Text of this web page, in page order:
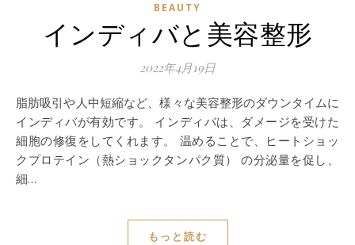
BEAUTY
インディバと美容整形
2022年4月19日
脂肪吸引や人中短縮など、様々な美容整形のダウンタイムに
インディバが有効です。 インディバは、ダメージを受けた
細胞の修復をしてくれます。 温めることで、ヒートショッ
クプロテイン（熱ショックタンパク質） の分泌量を促し、
細…
もっと読む